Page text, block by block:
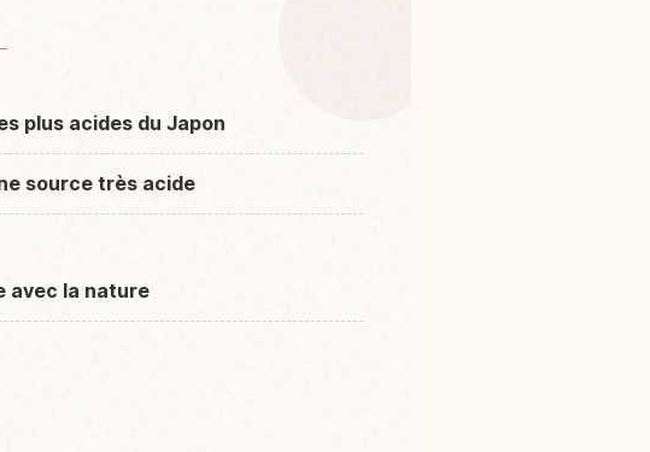
plus acides du Japon
source très acide
avec la nature